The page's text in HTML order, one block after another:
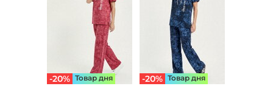
-20% Товар дня -20% Товар дня